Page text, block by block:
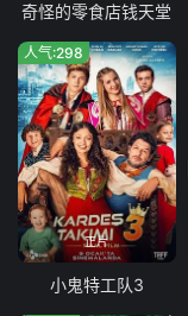
奇怪的零食店钱天堂
正片
人气:298
小鬼特工队3